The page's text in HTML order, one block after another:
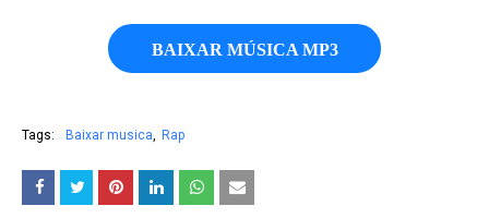
BAIXAR MÚSICA MP3
Tags: Baixar musica Rap